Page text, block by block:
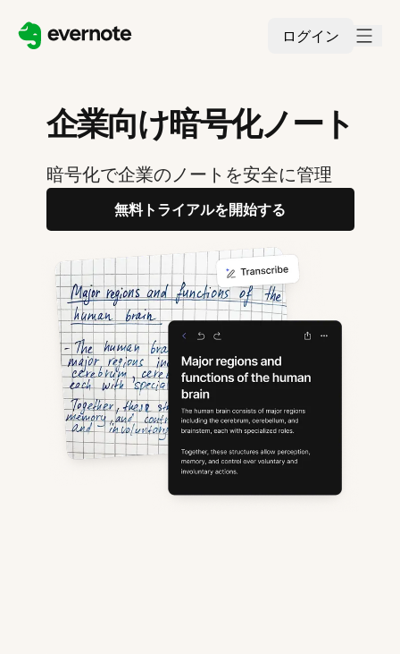
ログイン
企業向け暗号化ノート
暗号化で企業のノートを安全に管理
無料トライアルを開始する